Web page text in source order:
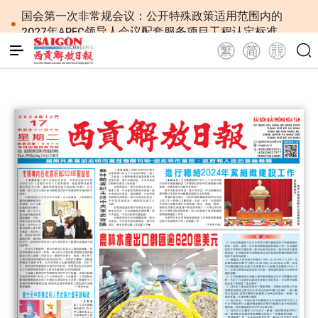
国会第一次非常规会议：公开特殊政策适用范围内的
2027年APEC领导人会议配套服务项目工程认定标准
越南第十六届国会第一次非常规会议：简化行政手续
但不削弱监管责任
越南共产党中央总书记、国家主席苏林将对澳大利亚
和新西兰进行国事访问
政府总理黎明兴：网络安全必须做到“维护系统”与
“保护人员”紧密结合
越南政府总理黎明兴会见马来西亚国防部长
党中央总书记、国家主席苏林：越南与马来西亚关系
日益活跃
党中央总书记、国家主席苏林：建设一部科学严谨、
简明精炼、便于执行且具有长远生命力的党章
苏林总书记、国家主席会见东盟国家驻河内使节：共
同建设团结、自强的东盟共同体
越南国会常务委员会会议：提交国会审议通过设立广
宁市和北宁市《决议》